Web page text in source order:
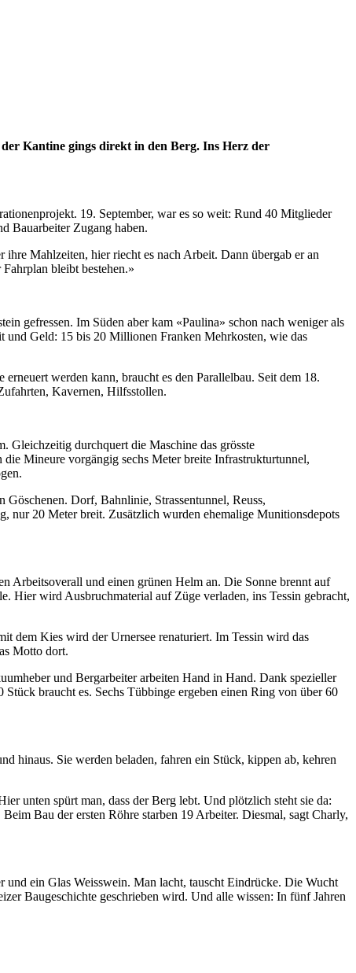
Kantine gings direkt in den Berg. Ins Herz der
19. September, war es so weit: Rund 40 Mitglieder
Bauarbeiter Zugang haben.
Mahlzeiten, hier riecht es nach Arbeit. Dann übergab er an
bleibt bestehen.»
gefressen. Im Süden aber kam «Paulina» schon nach weniger als
und Geld: 15 bis 20 Millionen Franken Mehrkosten, wie das
werden kann, braucht es den Parallelbau. Seit dem 18.
Kavernen, Hilfsstollen.
Gleichzeitig durchquert die Maschine das grösste
Mineure vorgängig sechs Meter breite Infrastrukturtunnel,
Dorf, Bahnlinie, Strassentunnel, Reuss,
nur 20 Meter breit. Zusätzlich wurden ehemalige Munitionsdepots
Arbeitsoverall und einen grünen Helm an. Die Sonne brennt auf
Hier wird Ausbruchmaterial auf Züge verladen, ins Tessin gebracht,
dem Kies wird der Urnersee renaturiert. Im Tessin wird das
Motto dort.
und Bergarbeiter arbeiten Hand in Hand. Dank spezieller
braucht es. Sechs Tübbinge ergeben einen Ring von über 60
hinaus. Sie werden beladen, fahren ein Stück, kippen ab, kehren
unten spürt man, dass der Berg lebt. Und plötzlich steht sie da:
Bau der ersten Röhre starben 19 Arbeiter. Diesmal, sagt Charly,
ein Glas Weisswein. Man lacht, tauscht Eindrücke. Die Wucht
Baugeschichte geschrieben wird. Und alle wissen: In fünf Jahren